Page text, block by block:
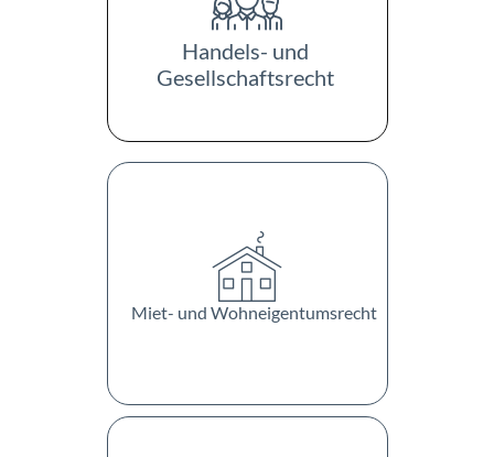
Handels- und
Gesellschaftsrecht
Miet- und Wohneigentumsrecht